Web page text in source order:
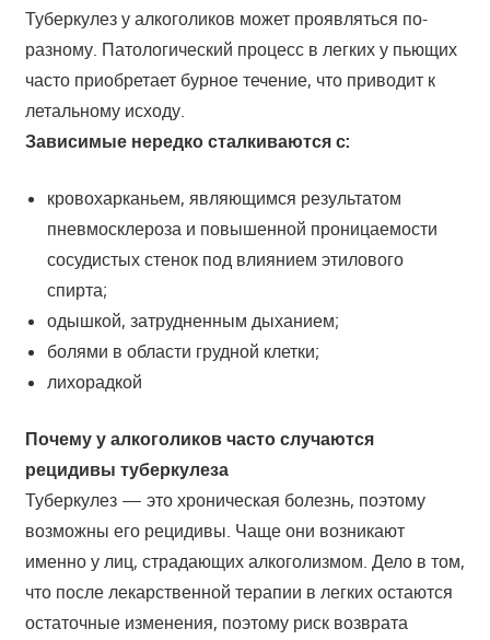
Туберкулез у алкоголиков может проявляться по-
разному. Патологический процесс в легких у пьющих
часто приобретает бурное течение, что приводит к
летальному исходу.
Зависимые нередко сталкиваются с:
кровохарканьем, являющимся результатом
пневмосклероза и повышенной проницаемости
сосудистых стенок под влиянием этилового
спирта;
одышкой, затрудненным дыханием;
болями в области грудной клетки;
лихорадкой
Почему у алкоголиков часто случаются
рецидивы туберкулеза
Туберкулез — это хроническая болезнь, поэтому
возможны его рецидивы. Чаще они возникают
именно у лиц, страдающих алкоголизмом. Дело в том,
что после лекарственной терапии в легких остаются
остаточные изменения, поэтому риск возврата